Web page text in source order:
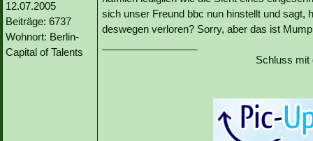
12.07.2005
Beiträge: 6737
Wohnort: Berlin-
Capital of Talents
sich unser Freund bbc nun hinstellt und sagt,
deswegen verloren? Sorry, aber das ist
Schluss mit